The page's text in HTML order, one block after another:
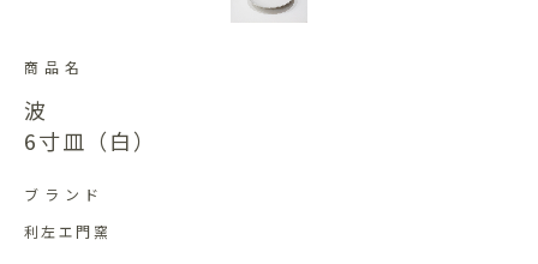
商品名
波
6寸皿（白）
ブランド
利左エ門窯